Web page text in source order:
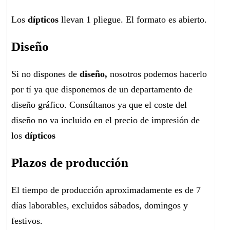
Los dípticosllevan 1 pliegue. El formato es abierto.
Diseño
Si no dispones de diseño, nosotros podemos hacerlo
por tí ya que disponemos de un departamento de
diseño gráfico. Consúltanos ya que el coste del
diseño no va incluido en el precio de impresión de
los dípticos
Plazos de producción
El tiempo de producción aproximadamente es de 7
días laborables, excluidos sábados, domingos y
festivos.